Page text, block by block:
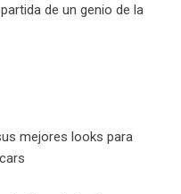
de un genio de la
mejores looks para